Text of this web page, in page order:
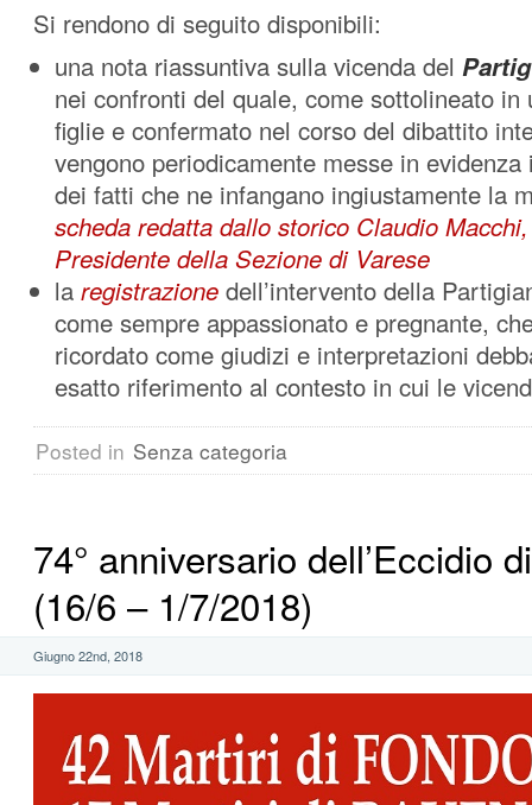
Si rendono di seguito disponibili:
una nota riassuntiva sulla vicenda del
nei confronti del quale, come sottolineato in
figlie e confermato nel corso del dibattito
vengono periodicamente messe in
dei fatti che ne infangano ingiustamente la
scheda redatta dallo storico Claudio
Presidente della Sezione di Varese
laregistrazione dell’intervento della
come sempre appassionato e pregnante,
ricordato come giudizi e interpretazioni
esatto riferimento al contesto in cui le
Posted in Senza categoria
74° anniversario dell’Eccidio
(16/6 – 1/7/2018)
Giugno 22nd, 2018